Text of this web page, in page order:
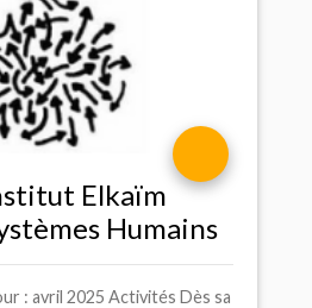
Elkaïm
Humains
: avril 2025 Activités Dès sa